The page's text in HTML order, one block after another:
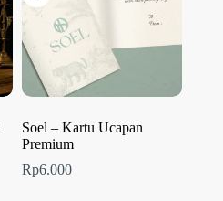
Soel – Kartu Ucapan
Premium
Rp6.000